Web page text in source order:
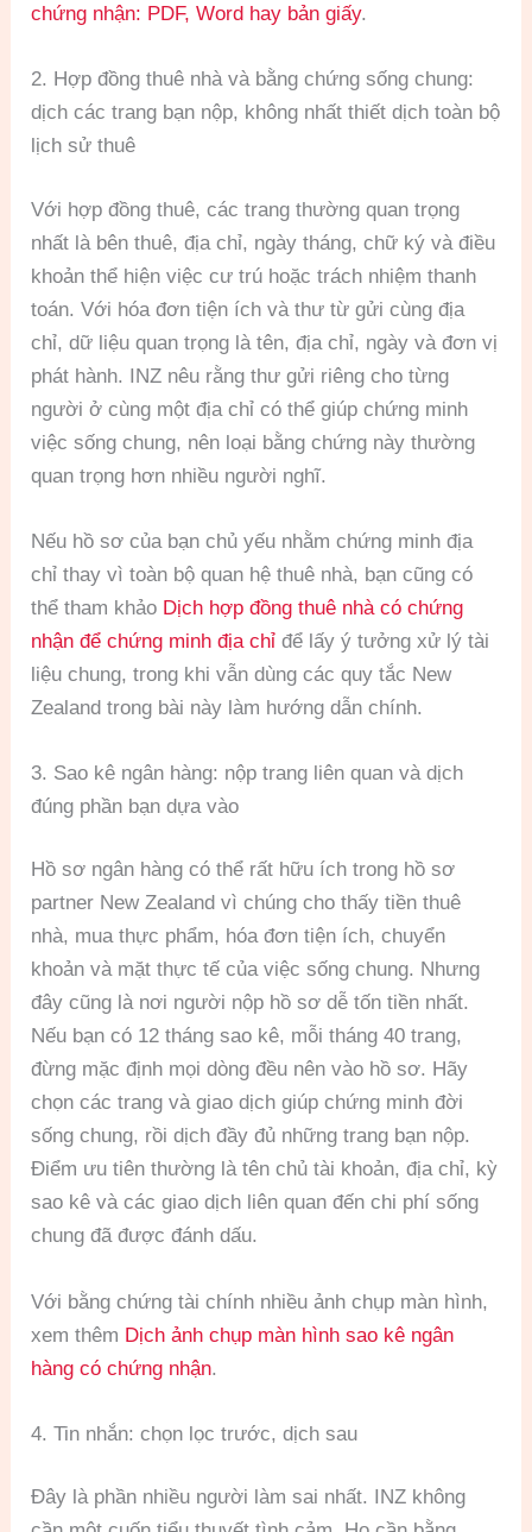
chứng nhận: PDF, Word hay bản giấy.
2. Hợp đồng thuê nhà và bằng chứng sống chung:
dịch các trang bạn nộp, không nhất thiết dịch toàn bộ
lịch sử thuê
Với hợp đồng thuê, các trang thường quan trọng
nhất là bên thuê, địa chỉ, ngày tháng, chữ ký và điều
khoản thể hiện việc cư trú hoặc trách nhiệm thanh
toán. Với hóa đơn tiện ích và thư từ gửi cùng địa
chỉ, dữ liệu quan trọng là tên, địa chỉ, ngày và đơn vị
phát hành. INZ nêu rằng thư gửi riêng cho từng
người ở cùng một địa chỉ có thể giúp chứng minh
việc sống chung, nên loại bằng chứng này thường
quan trọng hơn nhiều người nghĩ.
Nếu hồ sơ của bạn chủ yếu nhằm chứng minh địa
chỉ thay vì toàn bộ quan hệ thuê nhà, bạn cũng có
thể tham khảo Dịch hợp đồng thuê nhà có chứng
nhận để chứng minh địa chỉ để lấy ý tưởng xử lý tài
liệu chung, trong khi vẫn dùng các quy tắc New
Zealand trong bài này làm hướng dẫn chính.
3. Sao kê ngân hàng: nộp trang liên quan và dịch
đúng phần bạn dựa vào
Hồ sơ ngân hàng có thể rất hữu ích trong hồ sơ
partner New Zealand vì chúng cho thấy tiền thuê
nhà, mua thực phẩm, hóa đơn tiện ích, chuyển
khoản và mặt thực tế của việc sống chung. Nhưng
đây cũng là nơi người nộp hồ sơ dễ tốn tiền nhất.
Nếu bạn có 12 tháng sao kê, mỗi tháng 40 trang,
đừng mặc định mọi dòng đều nên vào hồ sơ. Hãy
chọn các trang và giao dịch giúp chứng minh đời
sống chung, rồi dịch đầy đủ những trang bạn nộp.
Điểm ưu tiên thường là tên chủ tài khoản, địa chỉ, kỳ
sao kê và các giao dịch liên quan đến chi phí sống
chung đã được đánh dấu.
Với bằng chứng tài chính nhiều ảnh chụp màn hình,
xem thêm Dịch ảnh chụp màn hình sao kê ngân
hàng có chứng nhận.
4. Tin nhắn: chọn lọc trước, dịch sau
Đây là phần nhiều người làm sai nhất. INZ không